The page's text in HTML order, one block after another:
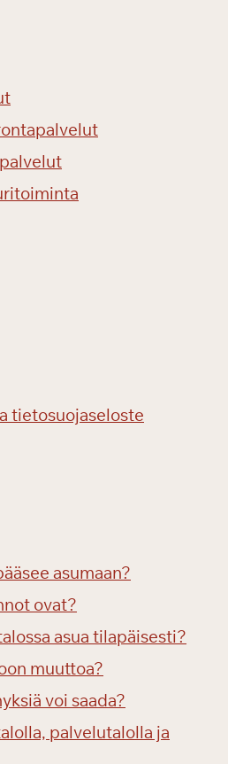
tietosuojaseloste
asumaan?
ovat?
asua tilapäisesti?
muuttoa?
voi saada?
palvelutalolla ja